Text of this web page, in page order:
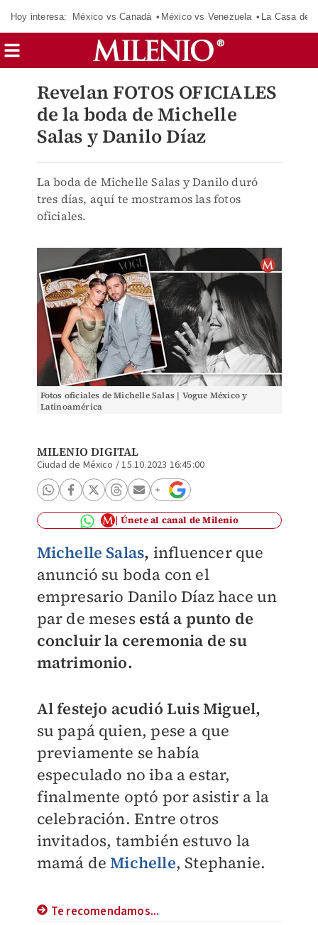
Hoy interesa: México vs Canadá México vs Venezuela La Casa de
Revelan FOTOS OFICIALES
de la boda de Michelle
Salas y Danilo Díaz
La boda de Michelle Salas y Danilo duró
tres días, aquí te mostramos las fotos
oficiales.
Fotos oficiales de Michelle Salas | Vogue México y
Latinoamérica
MILENIO DIGITAL
Ciudad de México /15.10.2023 16:45:00
Únete al canal de Milenio
Michelle Salas, influencer que
anunció su boda con el
empresario Danilo Díaz hace un
par de mesesestá a punto de
concluir la ceremonia de su
matrimonio.
Al festejo acudió Luis Miguel,
su papá quien, pese a que
previamente se había
especulado no iba a estar,
finalmente optó por asistir a la
celebración.Entre otros
invitados, también estuvo la
mamá deMichelle, Stephanie.
Te recomendamos...